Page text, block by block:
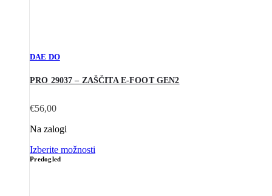
DAE DO
PRO 29037 – ZAŠČITA E-FOOT GEN2
€56,00
Na zalogi
Izberite možnosti
Predogled